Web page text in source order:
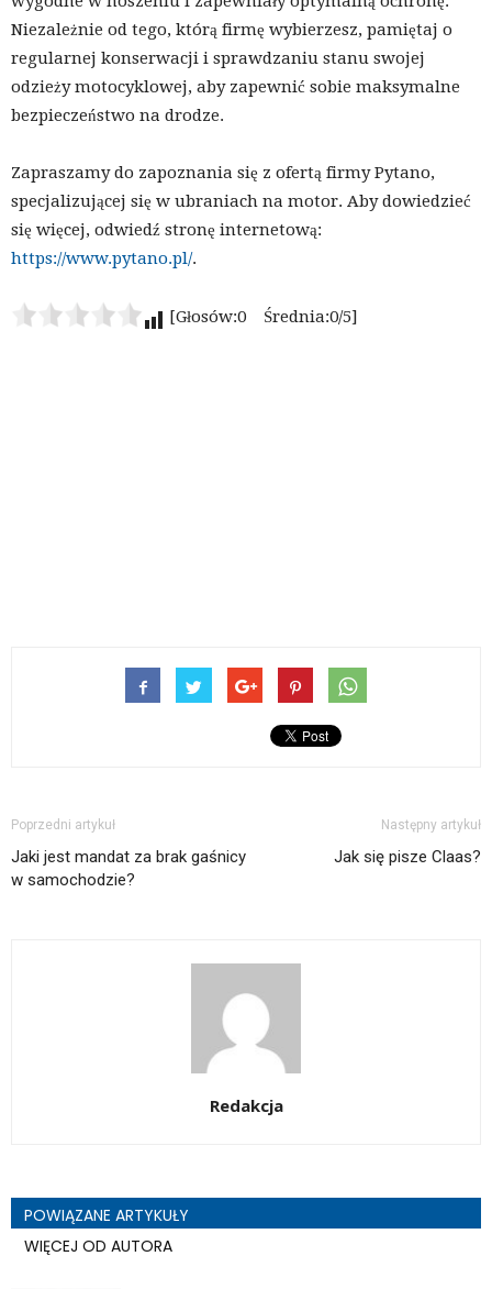
Niezależnie od tego, którą firmę wybierzesz, pamiętaj o
regularnej konserwacji i sprawdzaniu stanu swojej
odzieży motocyklowej, aby zapewnić sobie maksymalne
bezpieczeństwo na drodze.
Zapraszamy do zapoznania się z ofertą firmy Pytano,
specjalizującej się w ubraniach na motor. Aby dowiedzieć
się więcej, odwiedź stronę internetową:
https://www.pytano.pl/.
[Głosów:0 Średnia:0/5]
Poprzedni artykuł
Jaki jest mandat za brak gaśnicy
w samochodzie?
Następny artykuł
Jak się pisze Claas?
Redakcja
POWIĄZANE ARTYKUŁY
WIĘCEJ OD AUTORA